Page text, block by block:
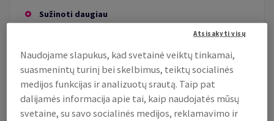
Sužinoti daugiau
Naudojame slapukus, kad svetainė veiktų tinkamai,
suasmenintų turinį bei skelbimus, teiktų socialinės
medijos funkcijas ir analizuotų srautą. Taip pat
dalijamės informacija apie tai, kaip naudojatės mūsų
svetaine, su savo socialinės medijos, reklamavimo ir
Atsisakyti visų